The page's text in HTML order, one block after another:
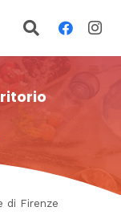
di Firenze